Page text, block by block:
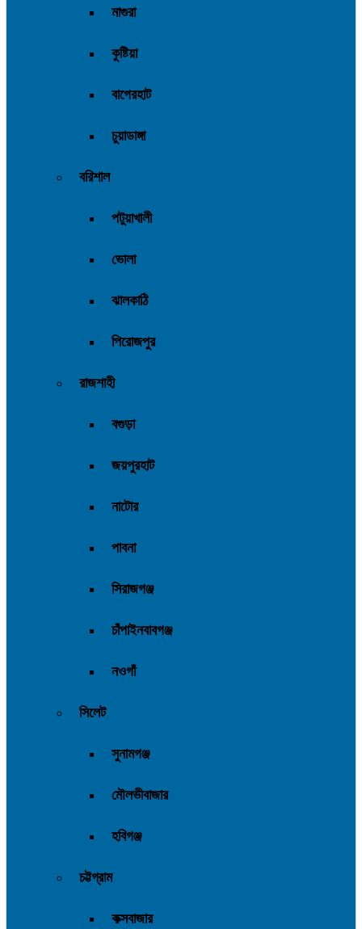
মাগুরা
কুষ্টিয়া
বাগেরহাট
চুয়াডাঙ্গা
বরিশাল
পটুয়াখালী
ভোলা
ঝালকাঠি
পিরোজপুর
রাজশাহী
বগুড়া
জয়পুরহাট
নাটোর
পাবনা
সিরাজগঞ্জ
চাঁপাইনবাবগঞ্জ
নওগাঁ
সিলেট
সুনামগঞ্জ
মৌলভীবাজার
হবিগঞ্জ
চট্টগ্রাম
কক্সবাজার